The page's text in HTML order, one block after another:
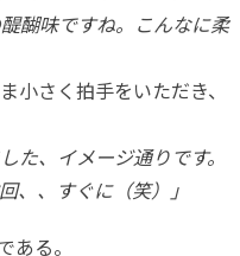
醐味ですね。こんなに柔
小さく拍手をいただき、
た、イメージ通りです。
、、すぐに（笑）」
ある。